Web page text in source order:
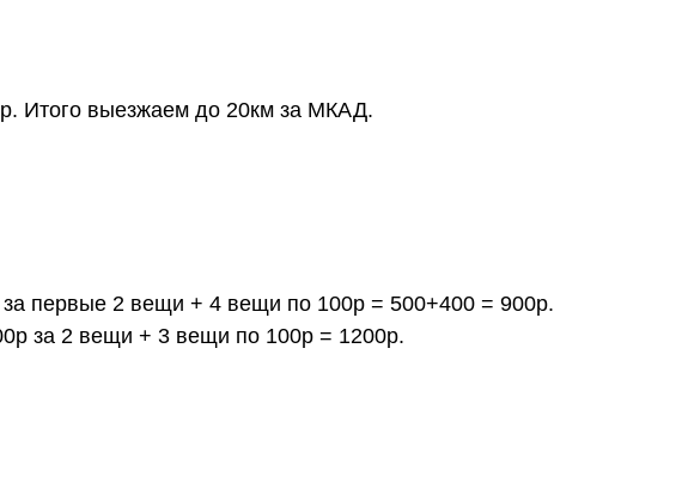
Итого выезжаем до 20км за МКАД.
первые 2 вещи + 4 вещи по 100р = 500+400 = 900р.
за 2 вещи + 3 вещи по 100р = 1200р.